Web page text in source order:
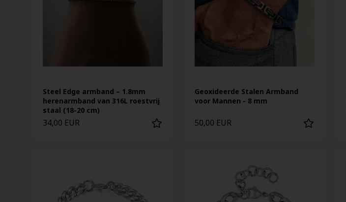
Steel Edge armband – 1.8mm
herenarmband van 316L roestvrij
staal (18-20 cm)
34,00 EUR
Geoxideerde Stalen Armband
voor Mannen - 8 mm
50,00 EUR